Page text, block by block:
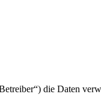
die Daten